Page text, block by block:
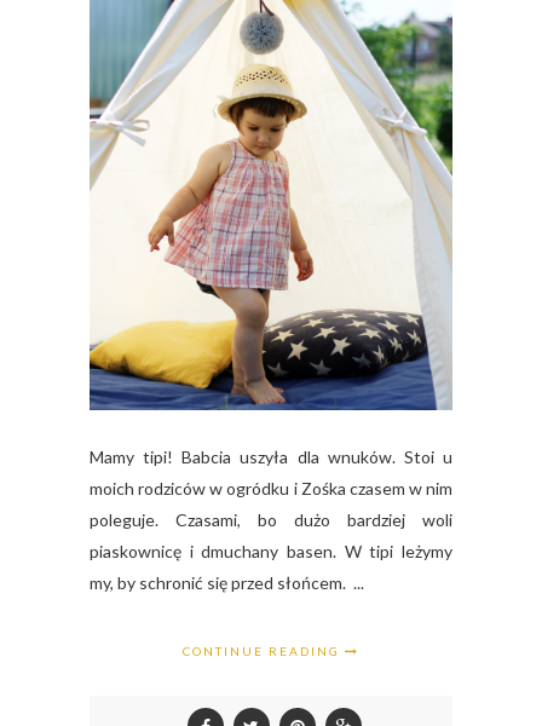
Mamy tipi! Babcia uszyła dla wnuków. Stoi u
moich rodziców w ogródku i Zośka czasem w nim
poleguje. Czasami, bo dużo bardziej woli
piaskownicę i dmuchany basen. W tipi leżymy
my, by schronić się przed słońcem. ...
CONTINUE READING